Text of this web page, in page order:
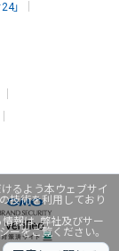
るよう本ウェブサイ
の技術を利用しており
報は、弊社及びサー
ーをご覧ください。
」